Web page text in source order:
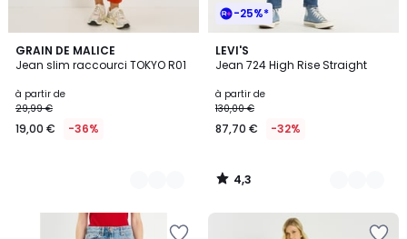
GRAIN DE MALICE
Jean slim raccourci TOKYO R01
à partir de
29,99 €
19,00 € -36%
2
Couleurs
-25%*
LEVI'S
Jean 724 High Rise Straight
à partir de
130,00 €
87,70 € -32%
4,3
/ 5
15
Couleurs
4,3
/